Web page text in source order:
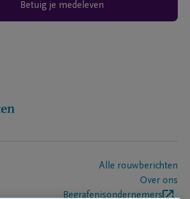
Betuig je medeleven
Alle rouwberichten
Over ons
Begrafenisondernemers